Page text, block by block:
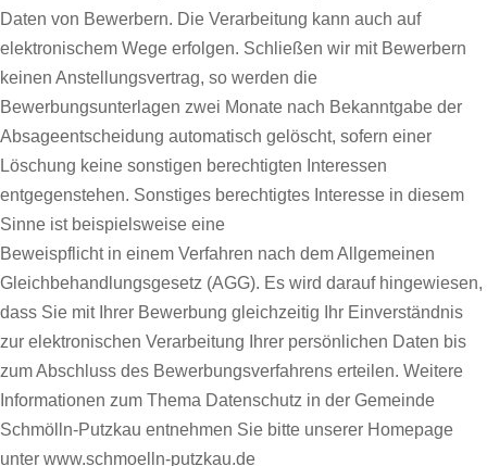
Daten von Bewerbern. Die Verarbeitung kann auch auf
elektronischem Wege erfolgen. Schließen wir mit Bewerbern
keinen Anstellungsvertrag, so werden die
Bewerbungsunterlagen zwei Monate nach Bekanntgabe der
Absageentscheidung automatisch gelöscht, sofern einer
Löschung keine sonstigen berechtigten Interessen
entgegenstehen. Sonstiges berechtigtes Interesse in diesem
Sinne ist beispielsweise eine
Beweispflicht in einem Verfahren nach dem Allgemeinen
Gleichbehandlungsgesetz (AGG). Es wird darauf hingewiesen,
dass Sie mit Ihrer Bewerbung gleichzeitig Ihr Einverständnis
zur elektronischen Verarbeitung Ihrer persönlichen Daten bis
zum Abschluss des Bewerbungsverfahrens erteilen. Weitere
Informationen zum Thema Datenschutz in der Gemeinde
Schmölln-Putzkau entnehmen Sie bitte unserer Homepage
unter www.schmoelln-putzkau.de